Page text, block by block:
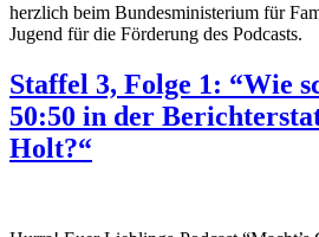
herzlich beim Bundesministerium für
Jugend für die Förderung des Podcasts.
Staffel 3, Folge 1: “Wie
50:50 in der
Holt?“